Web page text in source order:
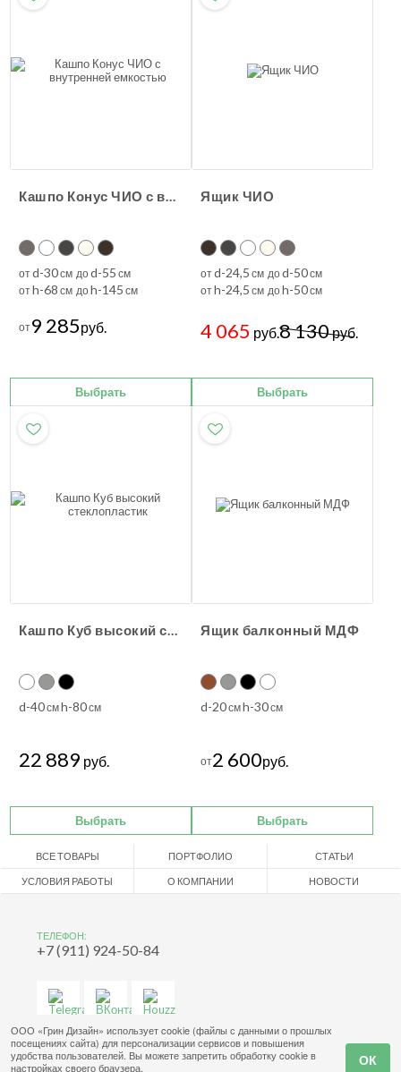
Кашпо Конус ЧИО с внутренней емкостью
отd-30см доd-55 см
отh-68 см доh-145 см
от9 285руб.
Выбрать
Ящик ЧИО
отd-24,5 см доd-50см
отh-24,5 см доh-50см
4 065 руб.8 130руб.
Выбрать
Кашпо Куб высокий стеклопластик
d-40смh-80см
22 889 руб.
Выбрать
Ящик балконный МДФ
d-20смh-30см
от2 600руб.
Выбрать
ВСЕ ТОВАРЫ ПОРТФОЛИО СТАТЬИ
УСЛОВИЯ РАБОТЫ О КОМПАНИИ НОВОСТИ
ТЕЛЕФОН:
+7 (911) 924-50-84
ООО «Грин Дизайн» использует cookie (файлы с данными о прошлых
посещениях сайта) для персонализации сервисов и повышения
удобства пользователей. Вы можете запретить обработку cookie в
настройках своего браузера.